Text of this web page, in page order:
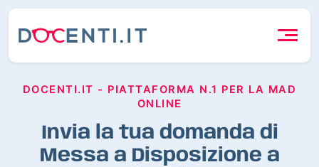
DOCENTI.IT - PIATTAFORMA N.1 PER LA MAD
ONLINE
Invia la tua domanda di
Messa a Disposizione a